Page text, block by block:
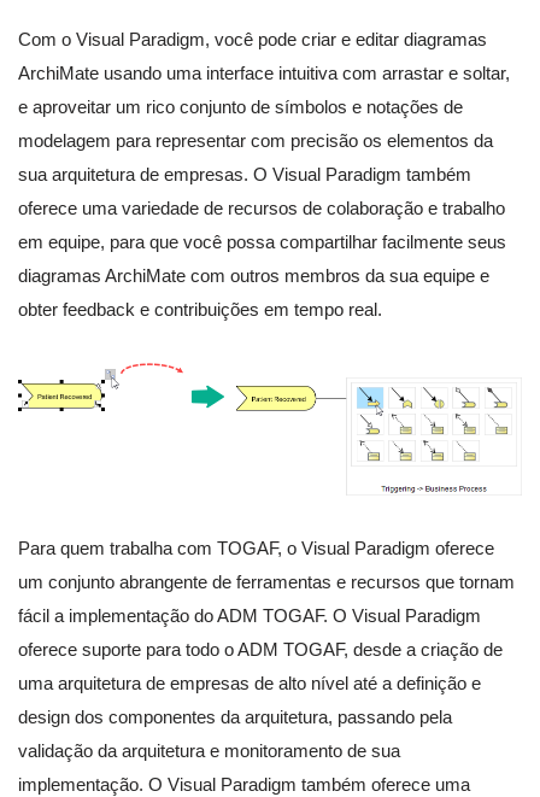
Com o Visual Paradigm, você pode criar e editar diagramas
ArchiMate usando uma interface intuitiva com arrastar e soltar,
e aproveitar um rico conjunto de símbolos e notações de
modelagem para representar com precisão os elementos da
sua arquitetura de empresas. O Visual Paradigm também
oferece uma variedade de recursos de colaboração e trabalho
em equipe, para que você possa compartilhar facilmente seus
diagramas ArchiMate com outros membros da sua equipe e
obter feedback e contribuições em tempo real.
Para quem trabalha com TOGAF, o Visual Paradigm oferece
um conjunto abrangente de ferramentas e recursos que tornam
fácil a implementação do ADM TOGAF. O Visual Paradigm
oferece suporte para todo o ADM TOGAF, desde a criação de
uma arquitetura de empresas de alto nível até a definição e
design dos componentes da arquitetura, passando pela
validação da arquitetura e monitoramento de sua
implementação. O Visual Paradigm também oferece uma